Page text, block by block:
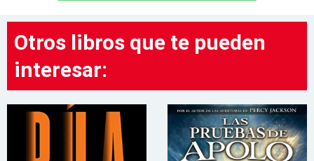
Otros libros que te pueden
interesar: